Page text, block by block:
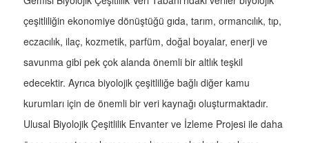
çeşitliliğin ekonomiye dönüştüğü gıda, tarım, ormancılık, tıp,
eczacılık, ilaç, kozmetik, parfüm, doğal boyalar, enerji ve
savunma gibi pek çok alanda önemli bir altlık teşkil
edecektir. Ayrıca biyolojik çeşitliliğe bağlı diğer kamu
kurumları için de önemli bir veri kaynağı oluşturmaktadır.
Ulusal Biyolojik Çeşitlilik Envanter ve İzleme Projesi ile daha